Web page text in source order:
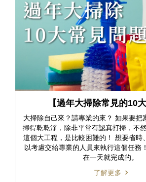
【過年大掃除常見的10大
大掃除自己來？請專業的來？ 如果要把
掃得乾乾淨，除非平常有認真打掃，不
這個大工程，是比較困難的！ 想要省時
以考慮交給專業的人員來執行這個任務
在一天就完成的。
了解更多